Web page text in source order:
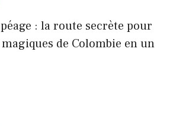
: la route secrète pour
de Colombie en un